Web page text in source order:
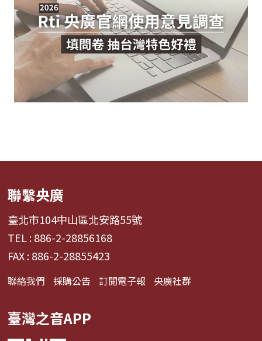
聯繫央廣
臺北市104中山區北安路55號
TEL : 886-2-28856168
FAX : 886-2-28855423
聯絡我們 採購公告 訂閱電子報 央廣社群
臺灣之音APP